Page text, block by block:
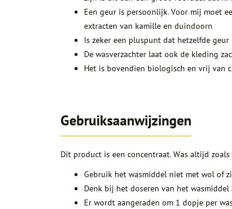
Een geur is persoonlijk. Voor mij moet
extracten van kamille en duindoorn
Is zeker een pluspunt dat hetzelfde geur
De wasverzachter laat ook de kleding
Het is bovendien biologisch en vrij van
Gebruiksaanwijzingen
Dit product is een concentraat. Was altijd zoals
Gebruik het wasmiddel niet met wol of
Denk bij het doseren van het
Er wordt aangeraden om 1 dopje per